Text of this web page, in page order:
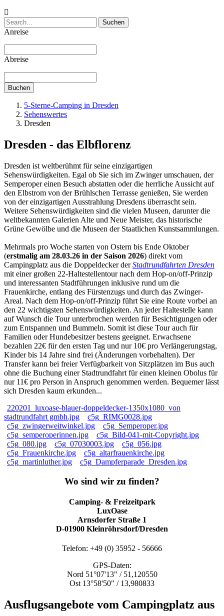
Suchen
Anreise
Abreise
Buchen
5-Sterne-Camping in Dresden
Sehenswertes
Dresden
Dresden - das Elbflorenz
Dresden ist weltberühmt für seine einzigartigen
Sehenswürdigkeiten. Egal ob Sie sich im Zwinger umschauen, der
Semperoper einen Besuch abstatten oder die herrliche Aussicht auf
den Elbstrom von der Brühlschen Terrasse genießen, Sie werden
von der einzigartigen Ausstrahlung Dresdens überrascht sein.
Weitere Sehenswürdigkeiten sind die vielen Museen, darunter die
weltbekannten Galerien Alte und Neue Meister, das historische
Grüne Gewölbe und die Museen der Staatlichen Kunstsammlungen.
Mehrmals pro Woche starten von Ostern bis Ende Oktober
(erstmalig am 28.03.26 in der Saison 2026) direkt vom
Campingplatz aus die Doppeldecker derStadtrundfahrten Dresden
mit einer großen 22-Haltestellentour nach dem Hop-on/off-Prinzip
und interessanten Stadtführungen inklusive rund um die
Frauenkirche, entlang des Fürstenzugs und durch das Zwinger-
Areal. Nach dem Hop-on/off-Prinzip führt Sie eine Route vorbei an
den 22 wichtigsten Sehenswürdigkeiten. An jeder Haltestelle kann
auf Wunsch die Tour unterbrochen werden für Besichtigungen oder
zum Entspannen und Bummeln. Somit ist diese Tour auch für
Familien oder Hundebesitzer bestens geeignet. Erwachsene
bezahlen 22€ für den ersten Tag und nur 10€ pro Verlängerungstag,
Kinder bis 14 Jahre sind frei (Änderungen vorbehalten). Der
Transfer kann bei freier Verfügbarkeit von Sitzplätzen im Bus auch
ohne die Buchung einer Stadtrundfahrt für einen kleinen Obolus für
nur 11€ pro Person in Anspruch genommen werden. Bequemer lässt
sich Dresden kaum erkunden...
220201_luxoase-blauer-doppeldecker-1350x1080_von
stadtrundfahrt gmbh.jpg
c5g_RIMG0028.jpg
c5g_zwingerweitwinkel.jpg
c5g_Semperoper.jpg
c5g_semperoperinnen.jpg
c5g_Bild-041-mit-Copyright.jpg
c5g_080.jpg
c5g_07030003.jpg
c5g_056.jpg
c5g_Frauenkirche.jpg
c5g_altarfrauenkirche.jpg
c5g_martinluther.jpg
c5g_Dampferparade_Dresden.jpg
Wo sind wir zu finden?
Camping- & Freizeitpark
LuxOase
Arnsdorfer Straße 1
D-01900 Kleinröhrsdorf/Dresden
Telefon: +49 (0) 35952 - 56666
GPS-Daten:
Nord 51°07'13" / 51,120550
Ost 13°58'50" / 13,980833
Ausflugsangebote vom Campingplatz aus